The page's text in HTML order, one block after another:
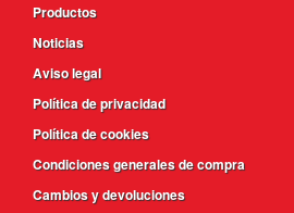
Productos
Noticias
Aviso legal
Política de privacidad
Política de cookies
Condiciones generales de compra
Cambios y devoluciones